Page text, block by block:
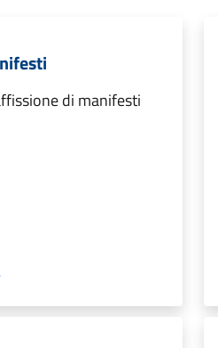
di manifesti